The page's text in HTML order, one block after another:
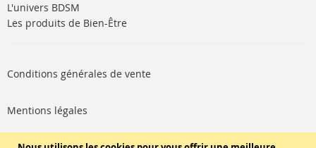
L'univers BDSM
Les produits de Bien-Être
Conditions générales de vente
Mentions légales